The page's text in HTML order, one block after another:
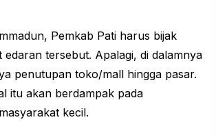
Pemkab Pati harus bijak
edaran tersebut. Apalagi, di dalamnya
penutupan toko/mall hingga pasar.
itu akan berdampak pada
kecil.